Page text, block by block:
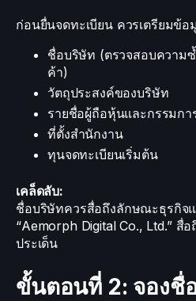
ก่อนยื่นจดทะเบียน ควรเตรียมข้
ชื่อบริษัท (ตรวจสอบความ
ค้า)
วัตถุประสงค์ของบริษัท
รายชื่อผู้ถือหุ้นและกรรมกา
ที่ตั้งสำนักงาน
ทุนจดทะเบียนเริ่มต้น
เคล็ดลับ:
ชื่อบริษัทควรสื่อถึงลักษณะธุรกิจแ
“Aemorph Digital Co., Ltd.” สื่
ประเด็น
ขั้นตอนที่ 2: จองชื่